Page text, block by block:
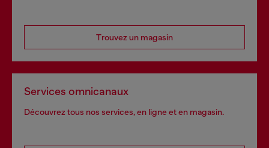
Trouvez un magasin
Services omnicanaux
Découvrez tous nos services, en ligne et en magasin.